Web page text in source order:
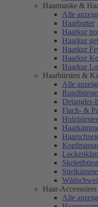
Haarmaske &
Alle
Haarbutter
Haarkur
Haarkur
Haarkur
Haarkur
Haarkur
Haarbürsten &
Alle
Detangler-
Flach- &
Stielkämme
Haar-Accessoires
Alle